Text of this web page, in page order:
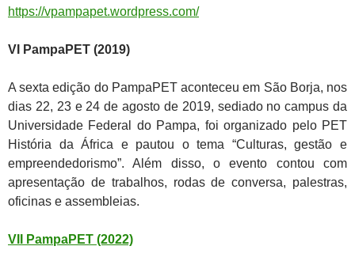
https://vpampapet.wordpress.com/
VI PampaPET (2019)
A sexta edição do PampaPET aconteceu em São Borja, nos
dias 22, 23 e 24 de agosto de 2019, sediado no campus da
Universidade Federal do Pampa, foi organizado pelo PET
História da África e pautou o tema “Culturas, gestão e
empreendedorismo”. Além disso, o evento contou com
apresentação de trabalhos, rodas de conversa, palestras,
oficinas e assembleias.
VII PampaPET (2022)